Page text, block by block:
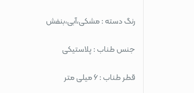
رنگ دسته : مشکی،آبی،بنفش
جنس طناب : پلاستیکی
قطر طناب : 6 میلی متر